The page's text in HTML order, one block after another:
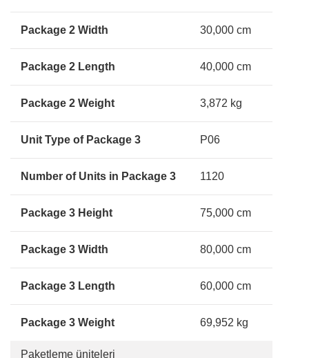
Paketleme üniteleri
Package 2 Width 30,000 cm
Package 2 Length 40,000 cm
Package 2 Weight 3,872 kg
Unit Type of Package 3 P06
Number of Units in Package 3 1120
Package 3 Height 75,000 cm
Package 3 Width 80,000 cm
Package 3 Length 60,000 cm
Package 3 Weight 69,952 kg